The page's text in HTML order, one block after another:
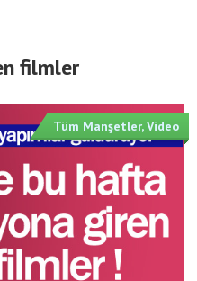
filmler
Tüm Manşetler,Video